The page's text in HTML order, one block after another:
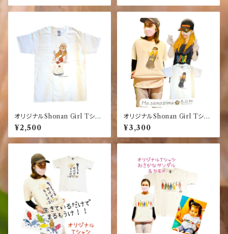
【黒】【ブラック】【半袖】
オリジナルShonan Girl Tシャ
ツ【ホワイト】【湘南】【ハイビスカ
ス】
¥2,500
オリジナルShonan Girl Tシャ
ツ【ブラック】【湘南】【お魚サンダ
ル】
¥3,300